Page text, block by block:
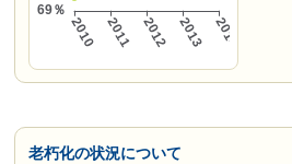
老朽化の状況について